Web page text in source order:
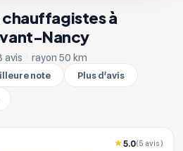
chauffagistes à
Nancy
avis · rayon 50 km
note Plus d'avis
5.0(5 avis)